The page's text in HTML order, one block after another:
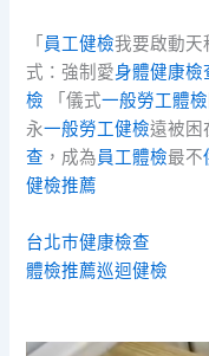
「 員工健檢我要啟動天
式：強制愛身體健康檢
檢 「儀式一般勞工體檢
永一般勞工健檢遠被困
查 ，成為員工體檢最不
健檢推薦
台北巿健康檢查
體檢推薦巡迴健檢